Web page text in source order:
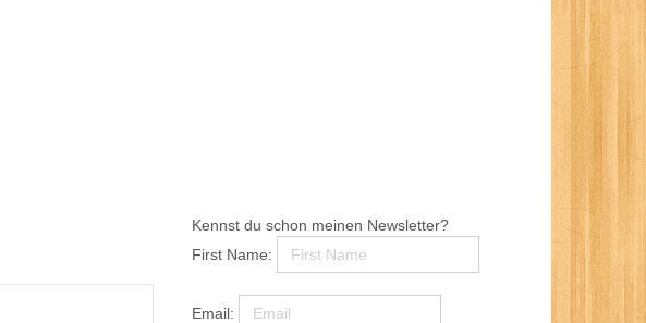
Kennst du schon meinen Newsletter?
First Name:
Email: